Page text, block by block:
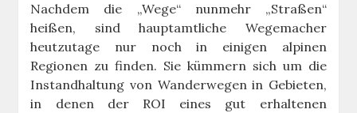
Nachdem die „Wege“ nunmehr „Straßen“
heißen, sind hauptamtliche Wegemacher
heutzutage nur noch in einigen alpinen
Regionen zu finden. Sie kümmern sich um die
Instandhaltung von Wanderwegen in Gebieten,
in denen der ROI eines gut erhaltenen